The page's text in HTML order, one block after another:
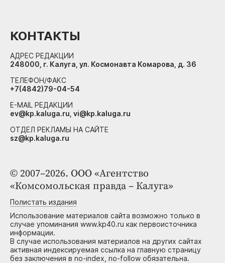
© 2007–2026. ООО «Агентство
«Комсомольская правда – Калуга»
Полистать издания
Использование материалов сайта возможно только в
случае упоминания www.kp40.ru как первоисточника
информации.
В случае использования материалов на других сайтах
активная индексируемая ссылка на главную страницу
без заключения в no-index, no-follow обязательна.
КОНТАКТЫ
АДРЕС РЕДАКЦИИ
248000, г. Калуга, ул. Космонавта Комарова, д. 36
ТЕЛЕФОН/ФАКС
+7(4842)79-04-54
E-MAIL РЕДАКЦИИ
ev@kp.kaluga.ru, vi@kp.kaluga.ru
ОТДЕЛ РЕКЛАМЫ НА САЙТЕ
sz@kp.kaluga.ru